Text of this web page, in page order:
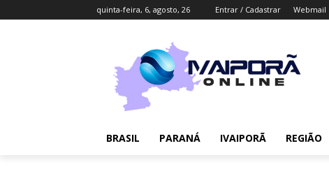
quinta-feira, 6, agosto, 26 Entrar / Cadastrar Webmail
BRASIL PARANÁ IVAIPORÃ REGIÃO